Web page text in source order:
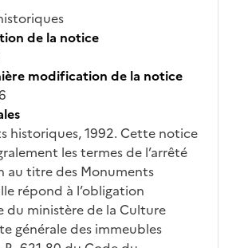
de la notice
modification de la notice
historiques, 1992. Cette notice
les termes de l’arrêté
au titre des Monuments
répond à l’obligation
du ministère de la Culture
générale des immeubles